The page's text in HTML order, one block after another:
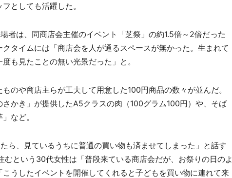
としても活躍した。
者は、同商店会主催のイベント「芝祭」の約1.5倍～2倍だった
タイムには「商店会を人が通るスペースが無かった。生まれて
も見たことの無い光景だった」と。
のや商店主らが工夫して用意した100円商品の数々が並んだ。
かき」が提供したA5クラスの肉（100グラム100円）や、そば
など。
ら、見ているうちに普通の買い物も済ませてしまった」と話す
という30代女性は「普段来ている商店会だが、お祭りの日のよ
うしたイベントを開催してくれると子どもを買い物に連れて来